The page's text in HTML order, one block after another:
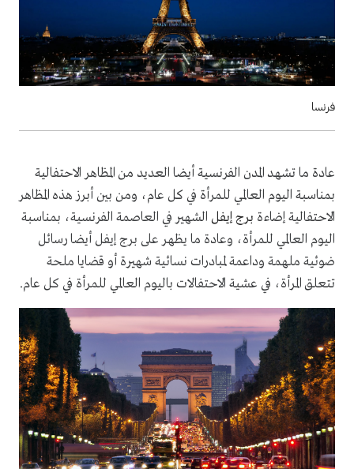
فرنسا
عادة ما تشهد المدن الفرنسية أيضا العديد من المظاهر الاحتفالية
بمناسبة اليوم العالمي للمرأة في كل عام، ومن بين أبرز هذه المظاهر
الاحتفالية إضاءة برج إيفل الشهير في العاصمة الفرنسية، بمناسبة
اليوم العالمي للمرأة، وعادة ما يظهر على برج إيفل أيضا رسائل
ضوئية ملهمة وداعمة لمبادرات نسائية شهيرة أو قضايا ملحة
تتعلق المرأة، في عشية الاحتفالات باليوم العالمي للمرأة في كل عام.